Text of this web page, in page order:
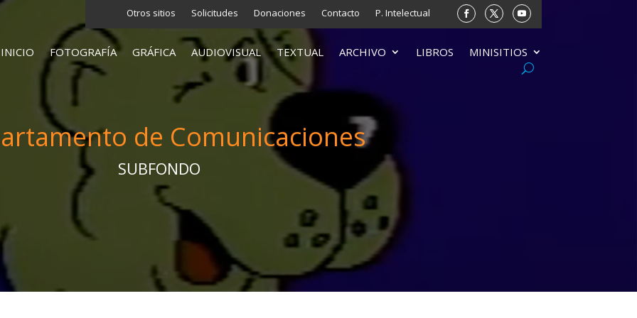
Otros sitios Solicitudes Donaciones Contacto P. Intelectual
INICIO FOTOGRAFÍA GRÁFICA AUDIOVISUAL TEXTUAL ARCHIVO LIBROS MINISITIOS
de Comunicaciones
SUBFONDO